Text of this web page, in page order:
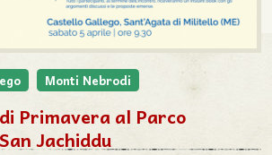
Monti Nebrodi
Primavera al Parco
Jachiddu